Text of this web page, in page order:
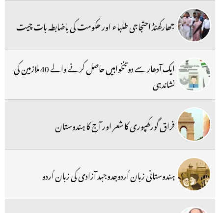
جھارکھنڈ احتجاجی طلباء اور حکومت کی باضابطہ بات چیت
ایک آدھار سے دو تنخواہیں حاصل کرنے والے 40 ملازمین کی
نشاندہی
فراق گورکھپوری کا شعر اور آج کا ہندوستان
ہندوستانی زبان اُردوجدوجہد آزادی کی زبان اُردو